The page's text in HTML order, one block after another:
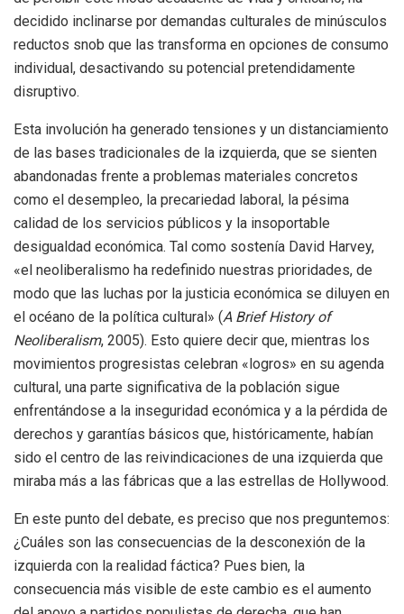
decidido inclinarse por demandas culturales de minúsculos
reductos snob que las transforma en opciones de consumo
individual, desactivando su potencial pretendidamente
disruptivo.
Esta involución ha generado tensiones y un distanciamiento
de las bases tradicionales de la izquierda, que se sienten
abandonadas frente a problemas materiales concretos
como el desempleo, la precariedad laboral, la pésima
calidad de los servicios públicos y la insoportable
desigualdad económica. Tal como sostenía David Harvey,
«el neoliberalismo ha redefinido nuestras prioridades, de
modo que las luchas por la justicia económica se diluyen en
el océano de la política cultural» (A Brief History of
Neoliberalism, 2005). Esto quiere decir que, mientras los
movimientos progresistas celebran «logros» en su agenda
cultural, una parte significativa de la población sigue
enfrentándose a la inseguridad económica y a la pérdida de
derechos y garantías básicos que, históricamente, habían
sido el centro de las reivindicaciones de una izquierda que
miraba más a las fábricas que a las estrellas de Hollywood.
En este punto del debate, es preciso que nos preguntemos:
¿Cuáles son las consecuencias de la desconexión de la
izquierda con la realidad fáctica? Pues bien, la
consecuencia más visible de este cambio es el aumento